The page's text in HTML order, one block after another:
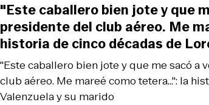
"Este caballero bien jote y que me sacó a
club aéreo. Me mareé como tetera…": la
Valenzuela y su marido
"Este caballero bien jote y que
presidente del club aéreo. Me
historia de cinco décadas de